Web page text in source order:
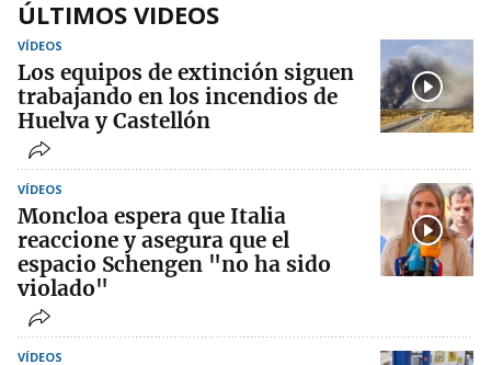
ÚLTIMOS VIDEOS
VÍDEOS
Los equipos de extinción siguen
trabajando en los incendios de
Huelva y Castellón
VÍDEOS
Moncloa espera que Italia
reaccione y asegura que el
espacio Schengen "no ha sido
violado"
VÍDEOS